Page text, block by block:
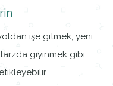
işe gitmek, yeni
giyinmek gibi